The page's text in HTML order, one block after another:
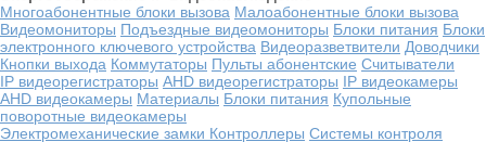
Многоабонентные блоки вызова Малоабонентные блоки вызова
Видеомониторы Подъездные видеомониторы Блоки питания Блоки
электронного ключевого устройства Видеоразветвители Доводчики
Кнопки выхода Коммутаторы Пульты абонентские Считыватели
IP видеорегистраторы AHD видеорегистраторы IP видеокамеры
AHD видеокамеры Материалы Блоки питания Купольные
поворотные видеокамеры
Электромеханические замки Контроллеры Системы контроля